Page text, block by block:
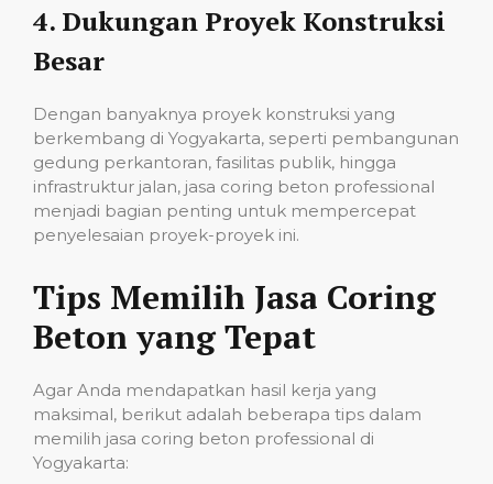
4. Dukungan Proyek Konstruksi
Besar
Dengan banyaknya proyek konstruksi yang
berkembang di Yogyakarta, seperti pembangunan
gedung perkantoran, fasilitas publik, hingga
infrastruktur jalan, jasa coring beton professional
menjadi bagian penting untuk mempercepat
penyelesaian proyek-proyek ini.
Tips Memilih Jasa Coring
Beton yang Tepat
Agar Anda mendapatkan hasil kerja yang
maksimal, berikut adalah beberapa tips dalam
memilih jasa coring beton professional di
Yogyakarta: